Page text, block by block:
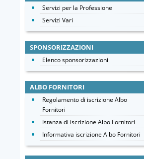
Servizi per la Professione
Servizi Vari
SPONSORIZZAZIONI
Elenco sponsorizzazioni
ALBO FORNITORI
Regolamento di iscrizione Albo
Fornitori
Istanza di iscrizione Albo Fornitori
Informativa iscrizione Albo Fornitori